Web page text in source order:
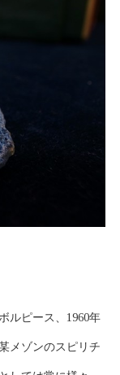
ルピース、1960年
メゾンのスピリチ